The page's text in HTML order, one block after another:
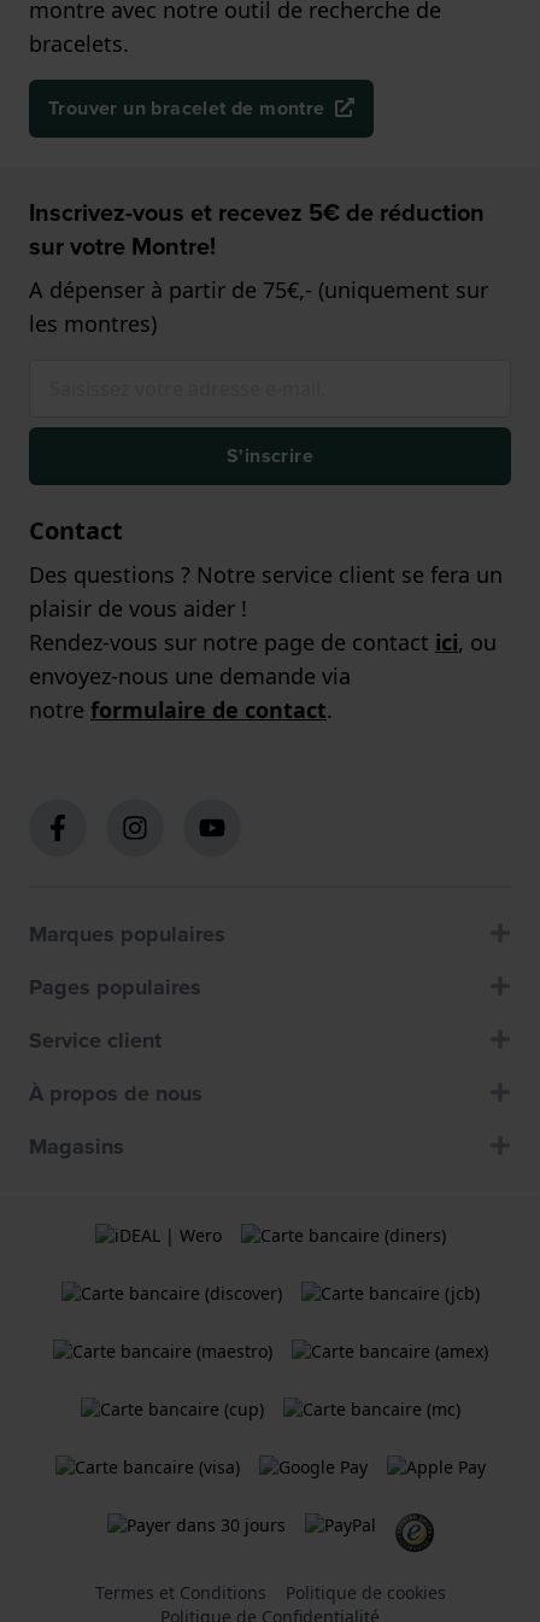
montre avec notre outil de recherche de
bracelets.
Trouver un bracelet de montre
Inscrivez-vous et recevez 5€ de réduction
sur votre Montre!
A dépenser à partir de 75€,- (uniquement sur
les montres)
S'inscrire
Contact
Des questions ? Notre service client se fera un
plaisir de vous aider !
Rendez-vous sur notre page de contact ici, ou
envoyez-nous une demande via
notre formulaire de contact.
Marques populaires
Pages populaires
Service client
À propos de nous
Magasins
Termes et Conditions
Politique de cookies
Politique de Confidentialité